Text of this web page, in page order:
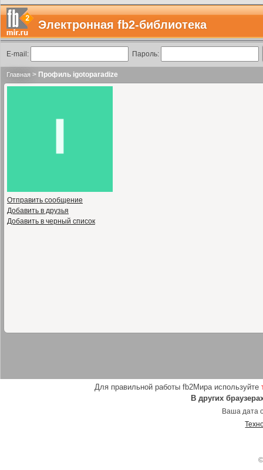
Электронная fb2-библиотека
E-mail: Пароль:
Главная > Профиль igotoparadize
Отправить сообщение
Добавить в друзья
Добавить в черный список
Для правильной работы fb2Мира используйте
В других
Ваша дата